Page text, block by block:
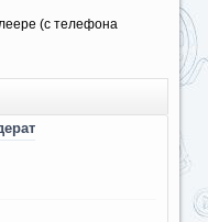
(с телефона